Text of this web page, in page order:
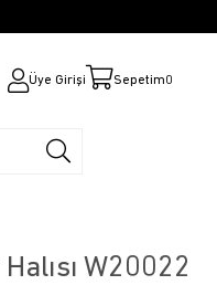
Üye Girişi Sepetim0
W20022